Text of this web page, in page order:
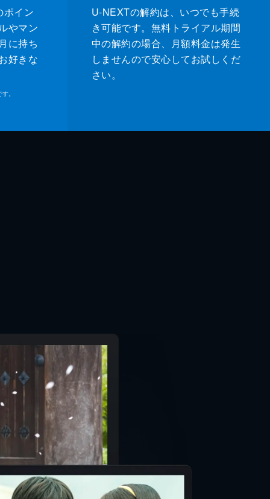
ポイン
やマン
に持ち
好きな
。
U-NEXTの解約は、いつでも手続
き可能です。無料トライアル期間
中の解約の場合、月額料金は発生
しませんので安心してお試しくだ
さい。